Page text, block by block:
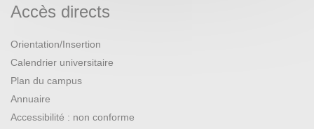
Accès directs
Orientation/Insertion
Calendrier universitaire
Plan du campus
Annuaire
Accessibilité : non conforme